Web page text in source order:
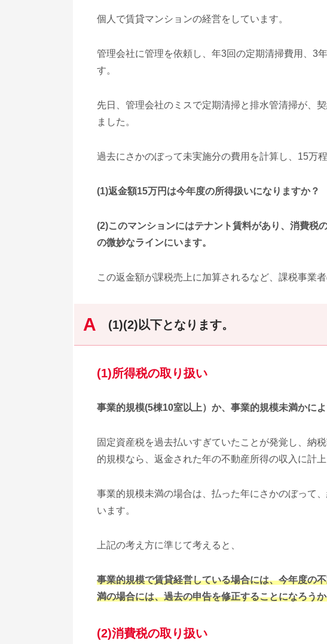
個人で賃貸マンションの経営をしています。
管理会社に管理を依頼し、年3回の定期清掃費用、3
す。
先日、管理会社のミスで定期清掃と排水管清掃が、
ました。
過去にさかのぼって未実施分の費用を計算し、15万
(1)返金額15万円は今年度の所得扱いになりますか？
(2)このマンションにはテナント賃料があり、消費税
の微妙なラインにいます。
この返金額が課税売上に加算されるなど、課税事業
(1)(2)以下となります。
(1)所得税の取り扱い
事業的規模(5棟10室以上）か、事業的規模未満かに
固定資産税を過去払いすぎていたことが発覚し、納
的規模なら、返金された年の不動産所得の収入に計上
事業的規模未満の場合は、払った年にさかのぼって
います。
上記の考え方に準じて考えると、
事業的規模で賃貸経営している場合には、今年度の
満の場合には、過去の申告を修正することになろう
(2)消費税の取り扱い